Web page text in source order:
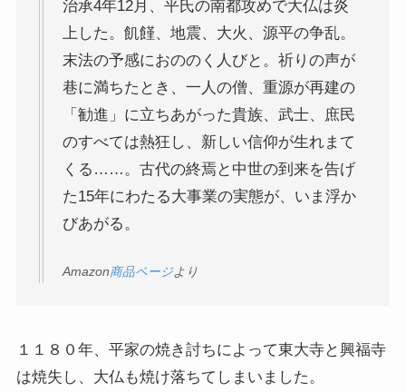
スリランカ、ネパール、東南アジアの仏教
中国仏教と思想・歴史
日本仏教とその歴史
親鸞とドストエフスキー・世界文学
親鸞とドストエフスキー
連載「『カラマーゾフの兄弟』を読む」
連載「『レ・ミゼラブル』を読む」
治承4年12月、平氏の南都攻めで大仏は炎
上した。飢饉、地震、大火、源平の争乱。
末法の予感におののく人びと。祈りの声が
巷に満ちたとき、一人の僧、重源が再建の
「勧進」に立ちあがった貴族、武士、庶民
のすべては熱狂し、新しい信仰が生れまて
くる……。古代の終焉と中世の到来を告げ
た15年にわたる大事業の実態が、いま浮か
びあがる。
Amazon商品ページより
１１８０年、平家の焼き討ちによって東大寺と興福寺
は焼失し、大仏も焼け落ちてしまいました。